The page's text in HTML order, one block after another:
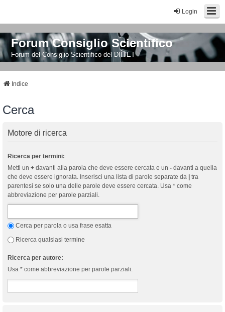
Login
Forum Consiglio Scientifico
Forum del Consiglio Scientifico del DIITET
Indice
Cerca
Motore di ricerca
Ricerca per termini:
Metti un + davanti alla parola che deve essere cercata e un - davanti a quella
che deve essere ignorata. Inserisci una lista di parole separate da
tra
parentesi se solo una delle parole deve essere cercata. Usa * come
abbreviazione per parole parziali.
Cerca per parola o usa frase esatta
Ricerca qualsiasi termine
Ricerca per autore:
Usa * come abbreviazione per parole parziali.